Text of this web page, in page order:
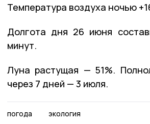
Температура воздуха ночью
Долгота дня 26 июня
минут.
Луна растущая — 51%.
через 7 дней — 3 июля.
погода экология